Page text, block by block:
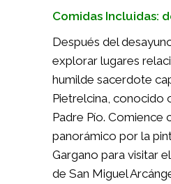
Comidas Incluidas:
Después del
explorar lugares
humilde sacerdote
Pietrelcina, conocido
Padre Pío. Comience
panorámico por la
Gargano para visitar
de San Miguel